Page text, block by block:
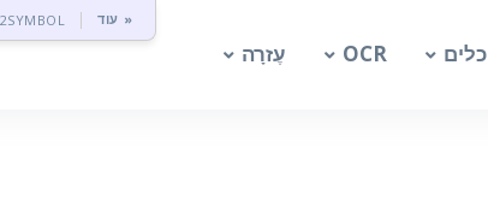
עוד »
עֶזרָה OCR כלים